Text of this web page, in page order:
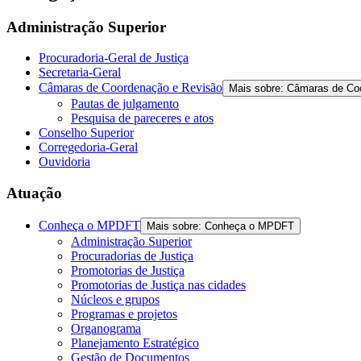
screen
help
navigate
interact
content.
Administração Superior
Procuradoria-Geral de Justiça
Secretaria-Geral
Câmaras de Coordenação e Revisão
Mais sobre: Câmaras de
Pautas de julgamento
Pesquisa de pareceres e atos
Conselho Superior
Corregedoria-Geral
Ouvidoria
Atuação
Conheça o MPDFT Mais sobre: Conheça o MPDFT
Administração Superior
Procuradorias de Justiça
Promotorias de Justiça
Promotorias de Justiça nas cidades
Núcleos e grupos
Programas e projetos
Organograma
Planejamento Estratégico
Gestão de Documentos